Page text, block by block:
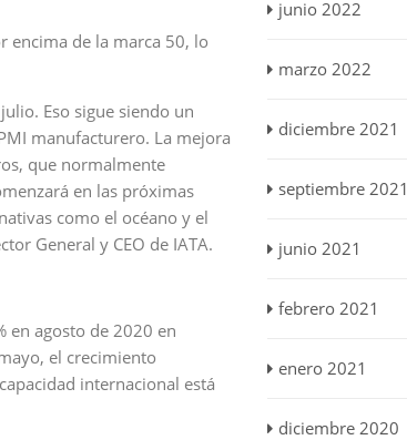
encima de la marca 50, lo
Eso sigue siendo un
manufacturero. La mejora
que normalmente
en las próximas
como el océano y el
General y CEO de IATA.
en agosto de 2020 en
el crecimiento
internacional está
junio 2022
marzo 2022
diciembre 2021
septiembre 2021
junio 2021
febrero 2021
enero 2021
diciembre 2020